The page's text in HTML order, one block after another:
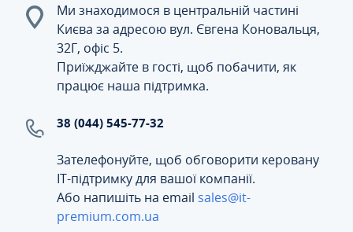
Ми знаходимося в центральній частині
Києва за адресою вул. Євгена Коновальця,
32Г, офіс 5.
Приїжджайте в гості, щоб побачити, як
працює наша підтримка.
38 (044) 545-77-32
Зателефонуйте, щоб обговорити керовану
ІТ-підтримку для вашої компанії.
Або напишіть на email sales@it-
premium.com.ua